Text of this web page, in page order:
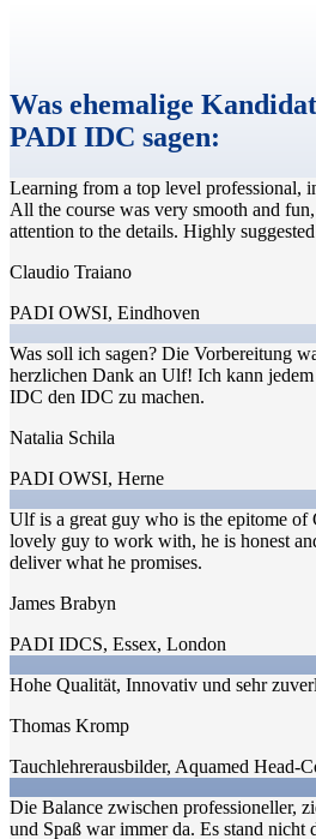
Was ehemalige
PADI IDC sagen:
Learning from a top level professional,
All the course was very smooth and
attention to the details. Highly
Claudio Traiano
PADI OWSI, Eindhoven
Was soll ich sagen? Die Vorbereitung
herzlichen Dank an Ulf! Ich kann
IDC den IDC zu machen.
Natalia Schila
PADI OWSI, Herne
Ulf is a great guy who is the epitome of
lovely guy to work with, he is honest
deliver what he promises.
James Brabyn
PADI IDCS, Essex, London
Hohe Qualität, Innovativ und sehr
Thomas Kromp
Tauchlehrerausbilder, Aquamed Head-
Die Balance zwischen professioneller,
und Spaß war immer da. Es stand nicht